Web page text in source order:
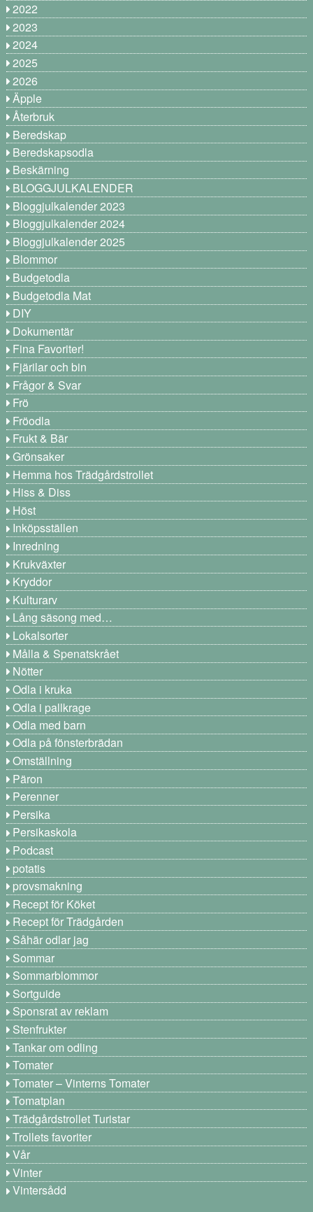
2022
2023
2024
2025
2026
Äpple
Återbruk
Beredskap
Beredskapsodla
Beskärning
BLOGGJULKALENDER
Bloggjulkalender 2023
Bloggjulkalender 2024
Bloggjulkalender 2025
Blommor
Budgetodla
Budgetodla Mat
DIY
Dokumentär
Fina Favoriter!
Fjärilar och bin
Frågor & Svar
Frö
Fröodla
Frukt & Bär
Grönsaker
Hemma hos Trädgårdstrollet
Hiss & Diss
Höst
Inköpsställen
Inredning
Krukväxter
Kryddor
Kulturarv
Lång säsong med…
Lokalsorter
Målla & Spenatskrået
Nötter
Odla i kruka
Odla i pallkrage
Odla med barn
Odla på fönsterbrädan
Omställning
Päron
Perenner
Persika
Persikaskola
Podcast
potatis
provsmakning
Recept för Köket
Recept för Trädgården
Såhär odlar jag
Sommar
Sommarblommor
Sortguide
Sponsrat av reklam
Stenfrukter
Tankar om odling
Tomater
Tomater – Vinterns Tomater
Tomatplan
Trädgårdstrollet Turistar
Trollets favoriter
Vår
Vinter
Vintersådd